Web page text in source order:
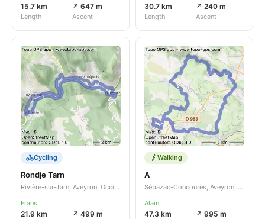
15.7 km
Length
↗ 647 m
Ascent
30.7 km
Length
↗ 240 m
Ascent
Cycling
Rondje Tarn
Rivière-sur-Tarn, Aveyron, Occitanie, FR
Frans
21.9 km ↗ 499 m
Walking
A
Sébazac-Concourès, Aveyron, Occitanie, FR
Alain
47.3 km ↗ 995 m